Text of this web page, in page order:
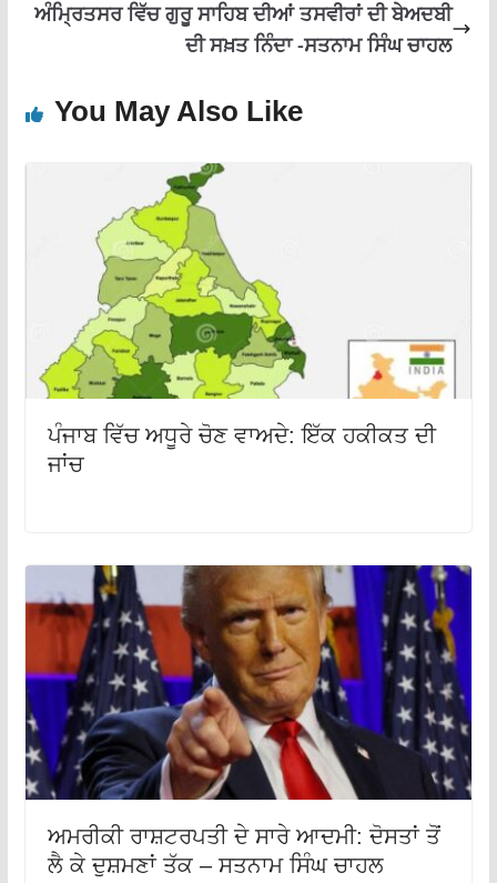
ਅੰਮ੍ਰਿਤਸਰ ਵਿੱਚ ਗੁਰੂ ਸਾਹਿਬ ਦੀਆਂ ਤਸਵੀਰਾਂ ਦੀ ਬੇਅਦਬੀ
ਦੀ ਸਖ਼ਤ ਨਿੰਦਾ -ਸਤਨਾਮ ਸਿੰਘ ਚਾਹਲ
You May Also Like
ਪੰਜਾਬ ਵਿੱਚ ਅਧੂਰੇ ਚੋਣ ਵਾਅਦੇ: ਇੱਕ ਹਕੀਕਤ ਦੀ
ਜਾਂਚ
ਅਮਰੀਕੀ ਰਾਸ਼ਟਰਪਤੀ ਦੇ ਸਾਰੇ ਆਦਮੀ: ਦੋਸਤਾਂ ਤੋਂ
ਲੈ ਕੇ ਦੁਸ਼ਮਣਾਂ ਤੱਕ – ਸਤਨਾਮ ਸਿੰਘ ਚਾਹਲ